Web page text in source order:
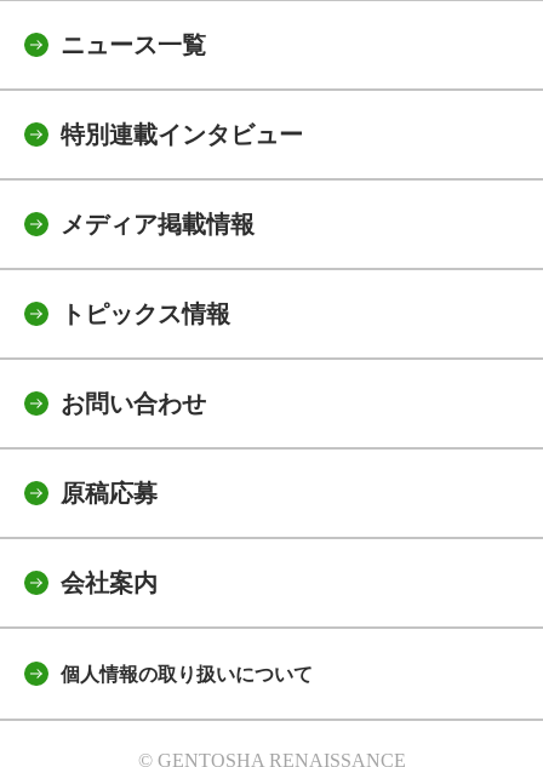
ニュース一覧
特別連載インタビュー
メディア掲載情報
トピックス情報
お問い合わせ
原稿応募
会社案内
個人情報の取り扱いについて
© GENTOSHA RENAISSANCE